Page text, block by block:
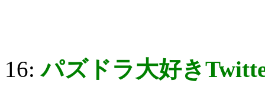
16:パズドラ大好き